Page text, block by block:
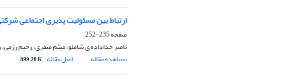
ارتباط بین مسئولیت پذیری اجتماعی
صفحه235-252
ناصر خداداده ی شاملو، میثم صفری، رحیم
مشاهده مقاله
اصل مقاله 899.28 K